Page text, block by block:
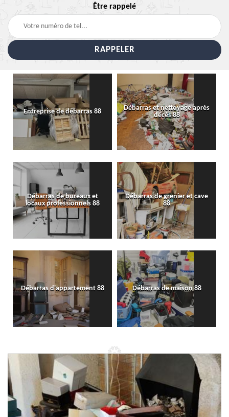
Être rappelé
Entreprise de débarras 88
Débarras et nettoyage après
décès 88
Débarras de bureaux et
locaux professionnels 88
Débarras de grenier et cave
88
Débarras d'appartement 88 Débarras de maison 88